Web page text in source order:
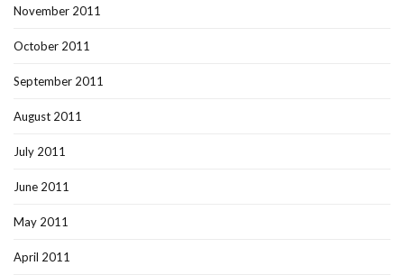
November 2011
October 2011
September 2011
August 2011
July 2011
June 2011
May 2011
April 2011